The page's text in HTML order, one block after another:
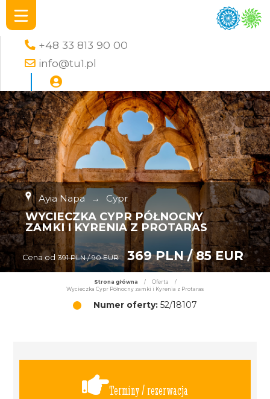
+48 33 813 90 00
info@tu1.pl
Ayia Napa → Cypr
WYCIECZKA CYPR PÓŁNOCNY
ZAMKI I KYRENIA Z PROTARAS
Cena od 391 PLN / 90 EUR 369 PLN / 85 EUR
Strona główna / Oferta
/
Wycieczka Cypr Północny zamki i Kyrenia z Protaras
Numer oferty: 52/18107
Terminy / rezerwacja